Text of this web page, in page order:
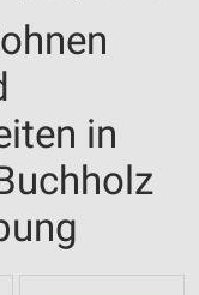
in